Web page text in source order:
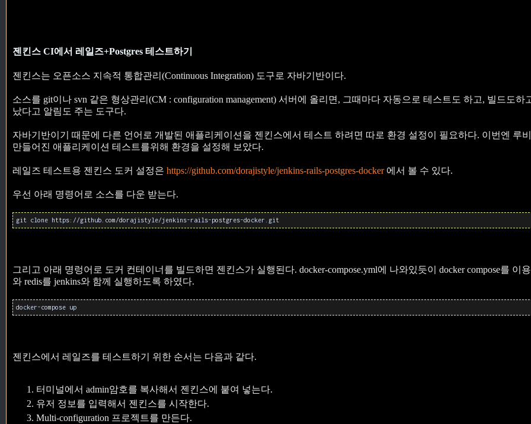
젠킨스 CI에서 레일즈+Postgres 테스트하기
젠킨스는 오픈소스 지속적 통합관리(Continuous Integration) 도구로 자바기반이다.
소스를 git이나 svn 같은 형상관리(CM : configuration management) 서버에 올리면, 그때마다 자동으로 테스트도 하고, 빌드도하
났다고 알림도 주는 도구다.
자바기반이기 때문에 다른 언어로 개발된 애플리케이션을 젠킨스에서 테스트 하려면 따로 환경 설정이 필요하다. 이번엔 루
만들어진 애플리케이션 테스트를위해 환경을 설정해 보았다.
레일즈 테스트용 젠킨스 도커 설정은 https://github.com/dorajistyle/jenkins-rails-postgres-docker에서 볼 수 있다.
우선 아래 명령어로 소스를 다운 받는다.
git clone https://github.com/dorajistyle/jenkins-rails-postgres-docker.git
그리고 아래 명렁어로 도커 컨테이너를 빌드하면 젠킨스가 실행된다. docker-compose.yml에 나와있듯이 docker compose를 이용
와 redis를 jenkins와 함께 실행하도록 하였다.
docker-compose up
젠킨스에서 레일즈를 테스트하기 위한 순서는 다음과 같다.
터미널에서 admin암호를 복사해서 젠킨스에 붙여 넣는다.
유저 정보를 입력해서 젠킨스를 시작한다.
Multi-configuration 프로젝트를 만든다.